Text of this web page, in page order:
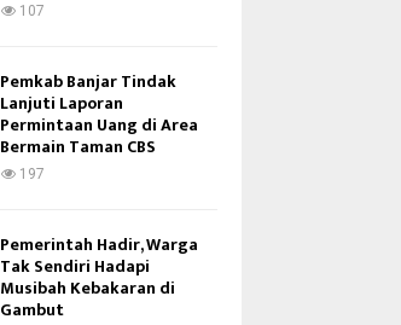
107
Pemkab Banjar Tindak
Lanjuti Laporan
Permintaan Uang di Area
Bermain Taman CBS
197
Pemerintah Hadir, Warga
Tak Sendiri Hadapi
Musibah Kebakaran di
Gambut